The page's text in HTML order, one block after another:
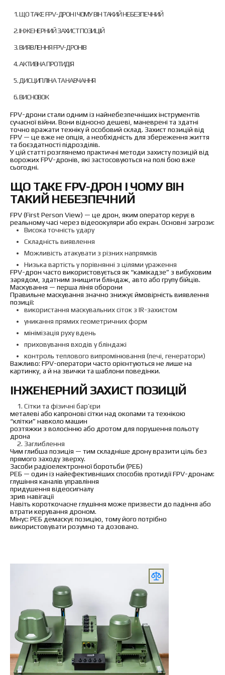
Оплата і доставка
Партнерам
Новини
ЩО ТАКЕ FPV-ДРОН І ЧОМУ ВІН ТАКИЙ НЕБЕЗПЕЧНИЙ
ІНЖЕНЕРНИЙ ЗАХИСТ ПОЗИЦІЙ
ВИЯВЛЕННЯ FPV-ДРОНІВ
АКТИВНА ПРОТИДІЯ
ДИСЦИПЛІНА ТА НАВЧАННЯ
ВИСНОВОК
FPV-дрони стали одним із найнебезпечніших інструментів
сучасної війни. Вони відносно дешеві, маневрені та здатні
точно вражати техніку й особовий склад. Захист позицій від
FPV — це вже не опція, а необхідність для збереження життя
та боєздатності підрозділів.
У цій статті розглянемо практичні методи захисту позицій від
ворожих FPV-дронів, які застосовуються на полі бою вже
сьогодні.
ЩО ТАКЕ FPV-ДРОН І ЧОМУ ВІН
ТАКИЙ НЕБЕЗПЕЧНИЙ
FPV (First Person View) — це дрон, яким оператор керує в
реальному часі через відеоокуляри або екран. Основні загрози:
Висока точність удару
Складність виявлення
Можливість атакувати з різних напрямків
Низька вартість у порівнянні з цілями ураження
FPV-дрон часто використовується як “камікадзе” з вибуховим
зарядом, здатним знищити бліндаж, авто або групу бійців.
Маскування — перша лінія оборони
Правильне маскування значно знижує ймовірність виявлення
позиції:
використання маскувальних сіток з IR-захистом
уникання прямих геометричних форм
мінімізація руху вдень
приховування входів у бліндажі
контроль теплового випромінювання (печі, генератори)
Важливо: FPV-оператори часто орієнтуються не лише на
картинку, а й на звички та шаблони поведінки.
ІНЖЕНЕРНИЙ ЗАХИСТ ПОЗИЦІЙ
Сітки та фізичні бар’єри
металеві або капронові сітки над окопами та технікою
“клітки” навколо машин
розтяжки з волосінню або дротом для порушення польоту
дрона
Заглиблення
Чим глибша позиція — тим складніше дрону вразити ціль без
прямого заходу зверху.
Засоби радіоелектронної боротьби (РЕБ)
РЕБ — один із найефективніших способів протидії FPV-дронам:
глушіння каналів управління
придушення відеосигналу
зрив навігації
Навіть короткочасне глушіння може призвести до падіння або
втрати керування дроном.
Мінус: РЕБ демаскує позицію, тому його потрібно
використовувати розумно та дозовано.